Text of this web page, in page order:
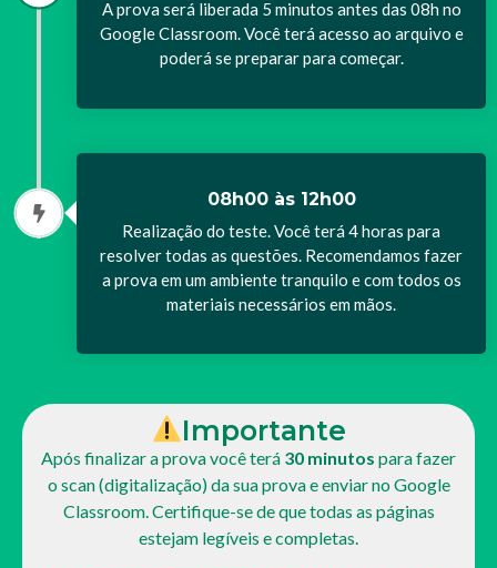
A prova será liberada 5 minutos antes das 08h no
Google Classroom. Você terá acesso ao arquivo e
poderá se preparar para começar.
08h00 às 12h00
Realização do teste. Você terá 4 horas para
resolver todas as questões. Recomendamos fazer
a prova em um ambiente tranquilo e com todos os
materiais necessários em mãos.
Importante
Após finalizar a prova você terá 30 minutos para fazer
o scan (digitalização) da sua prova e enviar no Google
Classroom. Certifique-se de que todas as páginas
estejam legíveis e completas.